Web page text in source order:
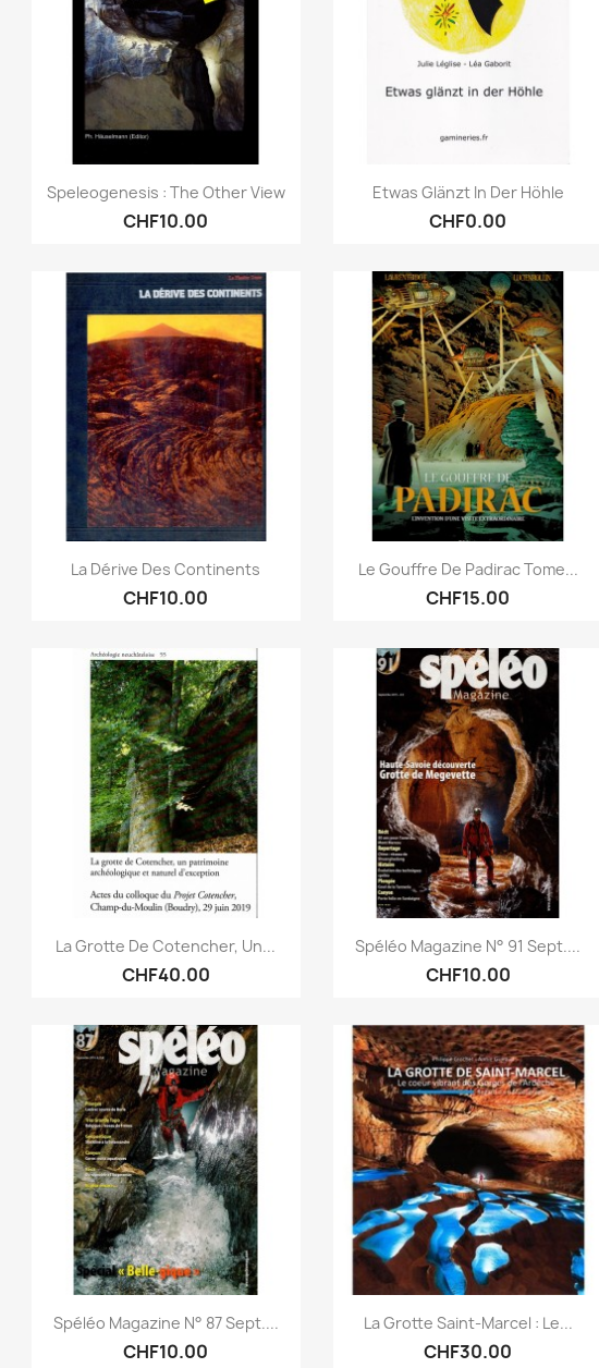
Quick view
Speleogenesis : The Other View
CHF10.00
Quick view
Etwas Glänzt In Der Höhle
CHF0.00
Quick view
La Dérive Des Continents
CHF10.00
Quick view
Le Gouffre De Padirac Tome...
CHF15.00
Quick view
La Grotte De Cotencher, Un...
CHF40.00
Quick view
Spéléo Magazine N° 91 Sept....
CHF10.00
Quick view
Spéléo Magazine N° 87 Sept....
CHF10.00
 Quick view
La Grotte Saint-Marcel : Le...
CHF30.00